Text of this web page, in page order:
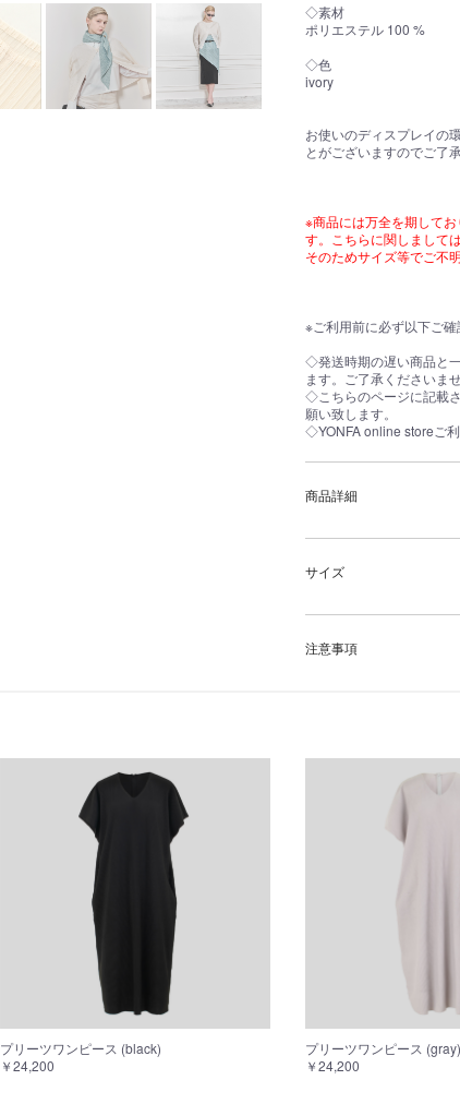
カートへ進む
◇素材
ポリエステル 100 %
◇色
ivory
お使いのディスプレイの
とがございますのでご了承
※商品には万全を期して
す。こちらに関しまして
そのためサイズ等でご不
※ご利用前に必ず以下ご確
◇発送時期の遅い商品と
ます。ご了承くださいませ
◇こちらのページに記載
願い致します。
◇YONFA online storeご
商品詳細
サイズ
注意事項
プリーツワンピース (black)
￥24,200
プリーツワンピース (gray)
￥24,200